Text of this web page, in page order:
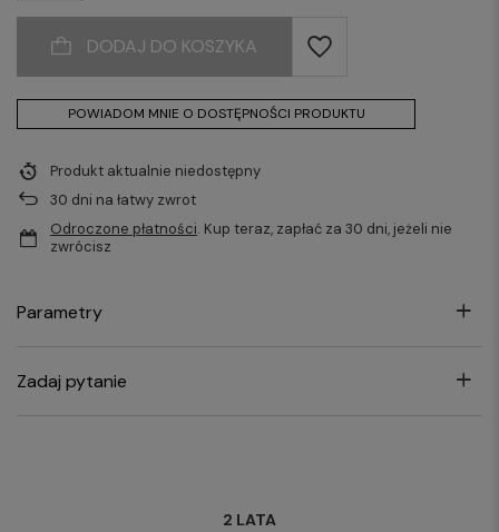
DODAJ DO KOSZYKA
POWIADOM MNIE O DOSTĘPNOŚCI PRODUKTU
Produkt aktualnie niedostępny
30 dni na łatwy zwrot
Odroczone płatności. Kup teraz, zapłać za 30 dni, jeżeli nie
zwrócisz
Parametry
Zadaj pytanie
2 LATA